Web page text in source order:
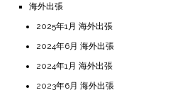
海外出張
2025年1月 海外出張
2024年6月 海外出張
2024年1月 海外出張
2023年6月 海外出張